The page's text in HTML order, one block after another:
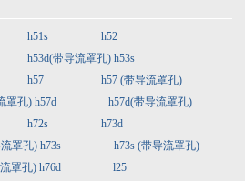
h51s
h52
h53d(带导流罩孔) h53s
h57
h57 (带导流罩孔)
罩孔) h57d
h57d(带导流罩孔)
h72s
h73d
罩孔) h73s
h73s (带导流罩孔)
罩孔) h76d
l25